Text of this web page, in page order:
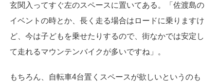
玄関入ってすぐ左のスペースに置いてある。「佐渡島の
イベントの時とか、長く走る場合はロードに乗りますけ
ど、今は子どもを乗せたりするので、街なかでは安定し
て走れるマウンテンバイクが多いですね」。
もちろん、自転車4台置くスペースが欲しいというのも